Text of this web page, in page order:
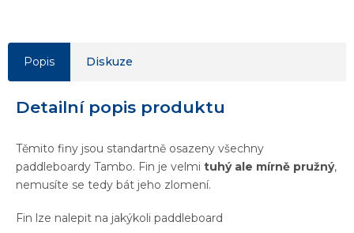
Popis Diskuze
Detailní popis produktu
Těmito finy jsou standartně osazeny všechny
paddleboardy Tambo. Fin je velmi tuhý ale mírně pružný,
nemusíte se tedy bát jeho zlomení.
Fin lze nalepit na jakýkoli paddleboard